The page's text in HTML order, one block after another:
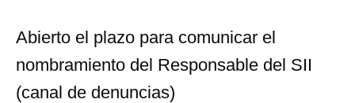
Abierto el plazo para comunicar el
nombramiento del Responsable del SII
(canal de denuncias)